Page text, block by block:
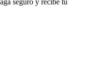
seguro y recibe tu